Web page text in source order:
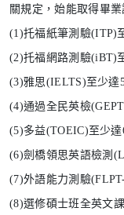
關規定，始能取得畢業
(1)托福紙筆測驗(ITP)
(2)托福網路測驗(iBT)
(3)雅思(IELTS)至少達
(4)通過全民英檢
(5)多益(TOEIC)至少達
(6)劍橋領思英語檢測
(7)外語能力測驗
(8)選修碩士班全英文